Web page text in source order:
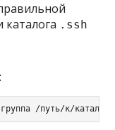
.ssh
/путь/к/